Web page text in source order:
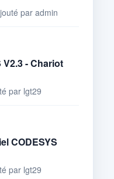
par admin
V2.3 - Chariot
par lgt29
CODESYS
par lgt29